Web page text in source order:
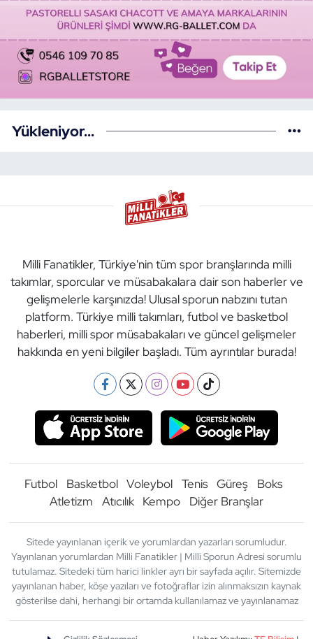
Yükleniyor...
Milli Fanatikler, Türkiye'nin tüm spor branşlarında milli
takımlar, sporcular ve müsabakalara dair son haberler ve
gelişmelerle karşınızda! Ulusal sporun nabzını tutan
platform. Türkiye milli takımları, futbol ve basketbol
haberleri, milli spor müsabakaları ve güncel gelişmeler
hakkında en yeni bilgiler başladı. Tüm ayrıntılar burada!
Futbol Basketbol Voleybol Tenis Güreş
Boks
Atletizm
Atıcılık Kempo Diğer Branşlar
Sitede yayınlanan içerik ve yorumlardan yazarları sorumludur.
Yayınlanan yorumlardan Milli Fanatikler | Milli Sporun Adresi sorumlu
tutulamaz. Sitedeki tüm harici linkler ayrı bir sayfada açılır. Sitemizde
yayınlanan haber, köşe yazıları ve fotoğraflar izin alınmaksızın kaynak
gösterilse dahi, herhangi bir ortamda kullanılamaz ve yayınlanamaz